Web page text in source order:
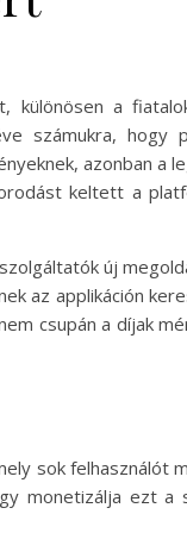
a
számukra, hogy
azonban
keltett a
új
az applikáción
csupán a díjak
sok felhasználót
monetizálja ezt